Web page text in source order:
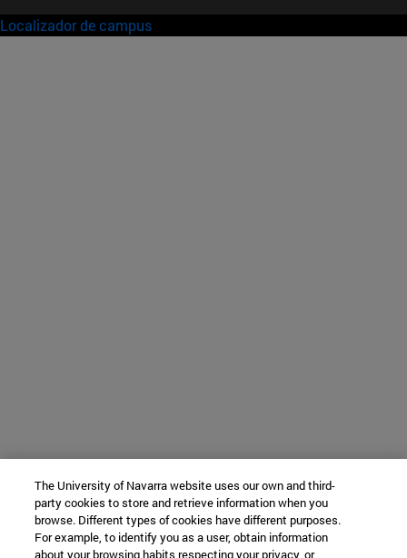
Localizador de campus
The University of Navarra website uses our own and third-
party cookies to store and retrieve information when you
browse. Different types of cookies have different purposes.
For example, to identify you as a user, obtain information
about your browsing habits respecting your privacy, or